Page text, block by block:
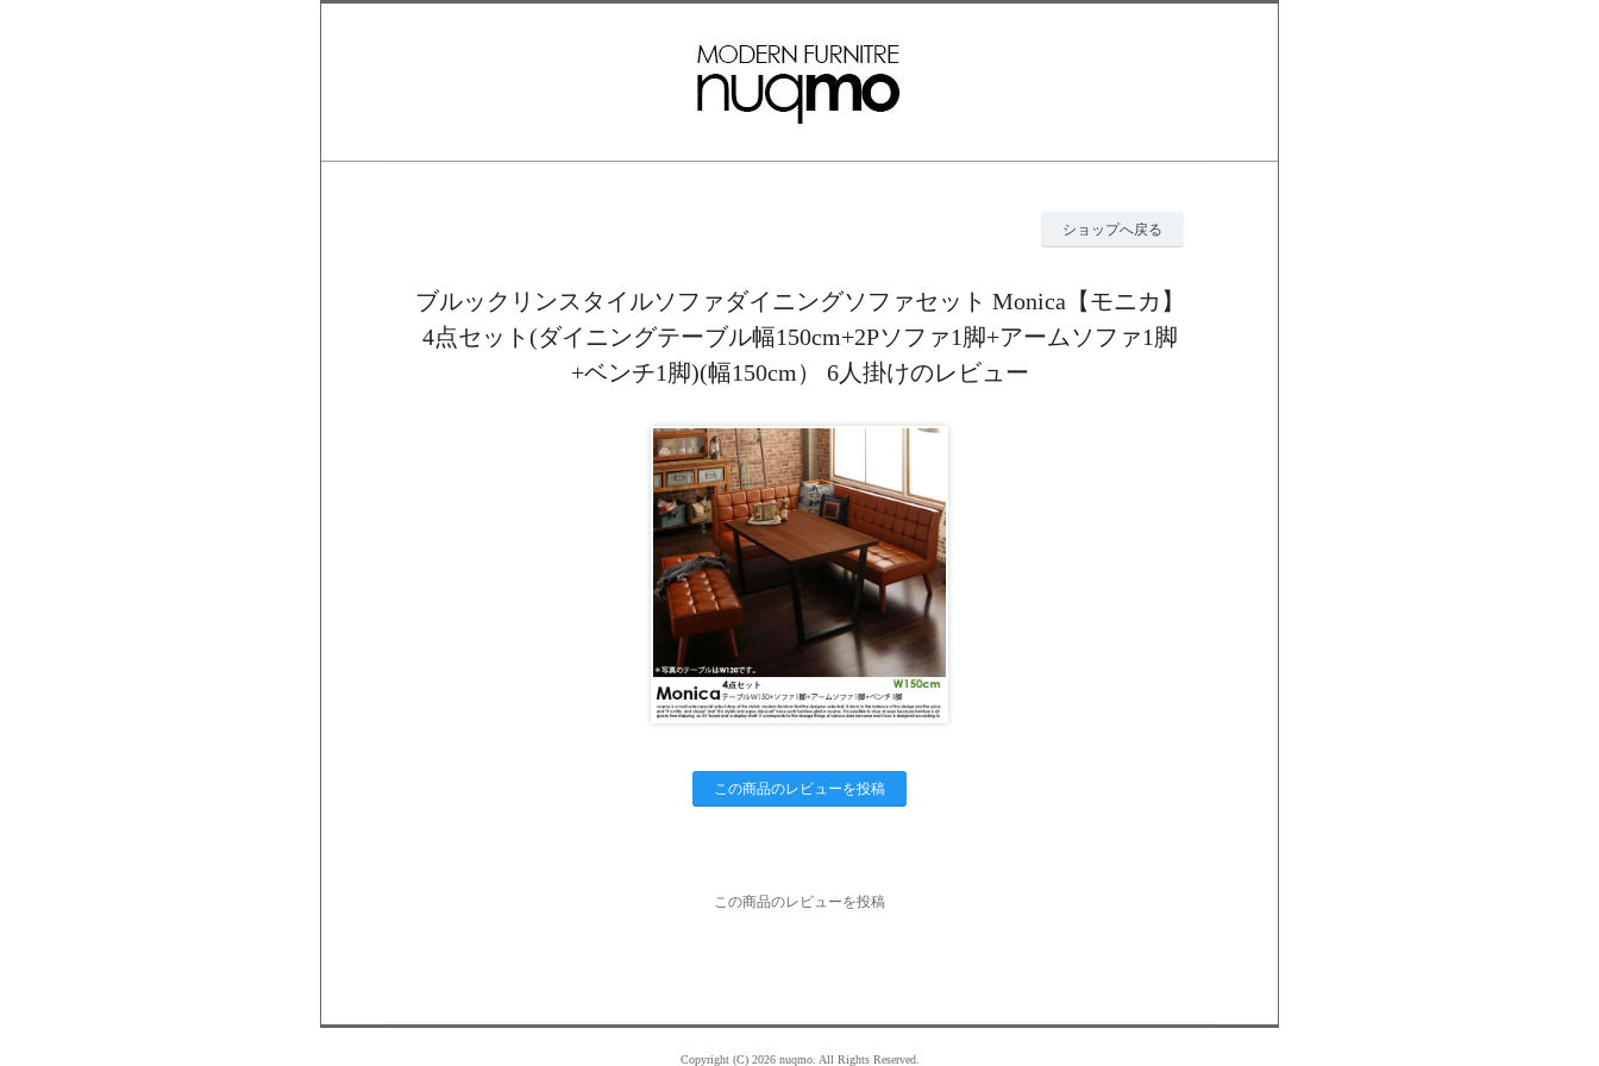
ショップへ戻る
ブルックリンスタイルソファダイニングソファセット Monica【モニカ】
4点セット(ダイニングテーブル幅150cm+2Pソファ1脚+アームソファ1脚
+ベンチ1脚)(幅150cm） 6人掛けのレビュー
この商品のレビューを投稿
この商品のレビューを投稿
Copyright (C) 2026 nuqmo. All Rights Reserved.